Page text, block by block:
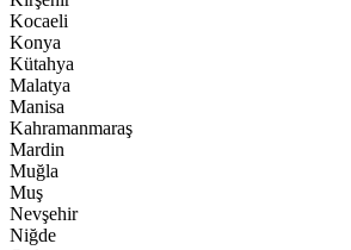
Kocaeli
Konya
Kütahya
Malatya
Manisa
Kahramanmaraş
Mardin
Muğla
Muş
Nevşehir
Niğde